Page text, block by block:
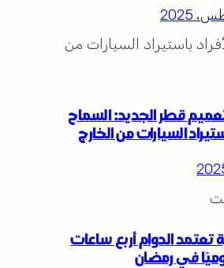
قطر الجديد: السماح
السيارات من الخارج
تعتمد الدوام أربع ساعات
في رمضان